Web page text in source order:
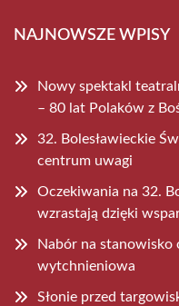
NAJNOWSZE WPISY
Nowy spektakl
– 80 lat Polaków z
32. Bolesławieckie
centrum uwagi
Oczekiwania na 32.
wzrastają dzięki
Nabór na stanowisko
wytchnieniowa
Słonie przed